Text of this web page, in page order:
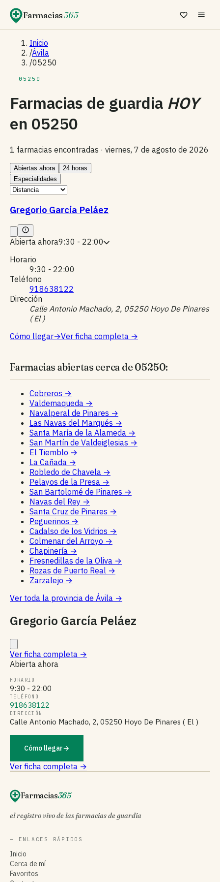
Farmacias365
Inicio
/Ávila
/05250
— 05250
Farmacias de guardia HOY
en 05250
1 farmacias encontradas · viernes, 7 de agosto de 2026
Abiertas ahora
24 horas
Especialidades
Gregorio García Peláez
Abierta ahora9:30 - 22:00
Horario
9:30 - 22:00
Teléfono
918638122
Dirección
Calle Antonio Machado, 2, 05250 Hoyo De Pinares
( El )
Cómo llegar→Ver ficha completa →
Farmacias abiertas cerca de 05250:
Cebreros →
Valdemaqueda →
Navalperal de Pinares →
Las Navas del Marqués →
Santa María de la Alameda →
San Martín de Valdeiglesias →
El Tiemblo →
La Cañada →
Robledo de Chavela →
Pelayos de la Presa →
San Bartolomé de Pinares →
Navas del Rey →
Santa Cruz de Pinares →
Peguerinos →
Cadalso de los Vidrios →
Colmenar del Arroyo →
Chapinería →
Fresnedillas de la Oliva →
Rozas de Puerto Real →
Zarzalejo →
Ver toda la provincia de Ávila →
Gregorio García Peláez
Ver ficha completa →
Abierta ahora
HORARIO
9:30 - 22:00
TELÉFONO
918638122
DIRECCIÓN
Calle Antonio Machado, 2, 05250 Hoyo De Pinares ( El )
Cómo llegar→
Ver ficha completa →
Farmacias365
el registro vivo de las farmacias de guardia
— ENLACES RÁPIDOS
Inicio
Cerca de mí
Favoritos